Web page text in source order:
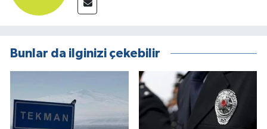
Bunlar da ilginizi çekebilir